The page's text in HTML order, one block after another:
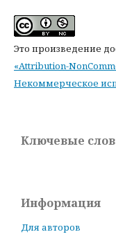
Это произведение
«Attribution-
Некоммерческое
Ключевые
Информация
Для авторов